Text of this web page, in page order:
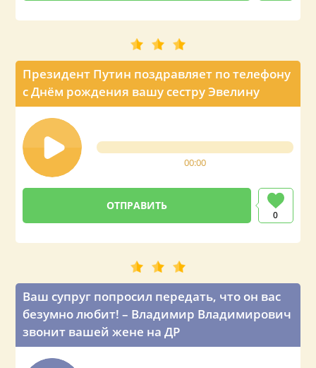
Президент Путин поздравляет по телефону
с Днём рождения вашу сестру Эвелину
00:00
0
Ваш супруг попросил передать, что он вас
безумно любит! – Владимир Владимирович
звонит вашей жене на ДР